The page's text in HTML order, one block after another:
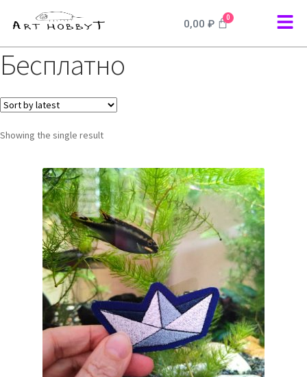
0,00 ₽
0
Бесплатно
Showing the single result